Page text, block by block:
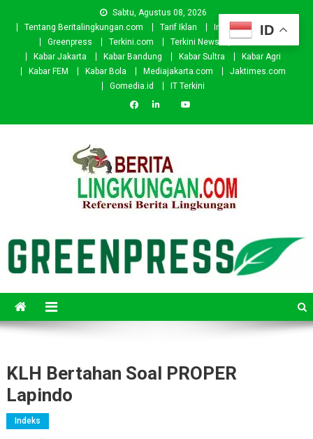
Sabtu, Agustus 08, 2026
Tentang Beritalingkungan.com
Tarif Iklan Investor
Donasi
Greenpress
Terkini.com Terkini News
Kabar.id
Kabar Jakarta
Kabar Bandung Kabar Sultra
Kabar Agri
Kabar FEM
Kabar Bola Mediajakarta.com
Jaktimes.com
Gomedia.id
IT Terkini
KLH Bertahan Soal PROPER
Lapindo
Indeks
ID